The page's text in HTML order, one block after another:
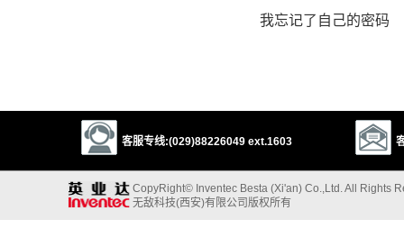
我忘记了自己的密码
客服专线:(029)88226049 ext.1603
CopyRight© Inventec Besta (Xi'an) Co.,Ltd. All Rights
无敌科技(西安)有限公司版权所有